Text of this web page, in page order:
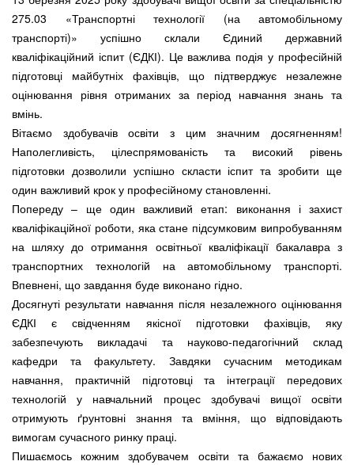
275.03 «Транспортні технології (на автомобільному
транспорті)» успішно склали Єдиний державний
кваліфікаційний іспит (ЄДКІ). Це важлива подія у професійній
підготовці майбутніх фахівців, що підтверджує незалежне
оцінювання рівня отриманих за період навчання знань та
вмінь.
Вітаємо здобувачів освіти з цим значним досягненням!
Наполегливість, цілеспрямованість та високий рівень
підготовки дозволили успішно скласти іспит та зробити ще
один важливий крок у професійному становленні.
Попереду – ще один важливий етап: виконання і захист
кваліфікаційної роботи, яка стане підсумковим випробуванням
на шляху до отримання освітньої кваліфікації бакалавра з
транспортних технологій на автомобільному транспорті.
Впевнені, що завдання буде виконано гідно.
Досягнуті результати навчання після незалежного оцінювання
ЄДКІ є свідченням якісної підготовки фахівців, яку
забезпечують викладачі та науково-педагогічний склад
кафедри та факультету. Завдяки сучасним методикам
навчання, практичній підготовці та інтеграції передових
технологій у навчальний процес здобувачі вищої освіти
отримують ґрунтовні знання та вміння, що відповідають
вимогам сучасного ринку праці.
Пишаємось кожним здобувачем освіти та бажаємо нових